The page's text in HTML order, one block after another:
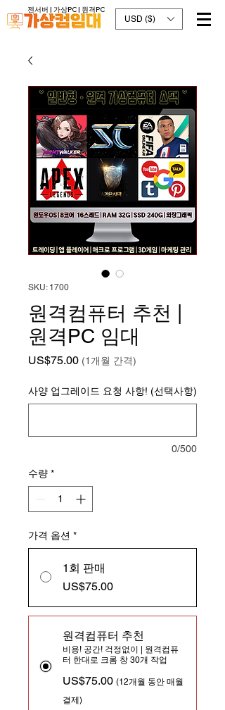
젠서버 | 가상PC| 원격PC
USD ($)
SKU: 1700
원격컴퓨터 추천 |
원격PC 임대
US$75.00가격
(1개월 간격)
사양 업그레이드 요청 사항! (선택사항)
0/500
수량 *
가격 옵션 *
1회 판매
US$75.00
원격컴퓨터 추천
비용! 공간! 걱정없이 | 원격컴퓨
터 한대로 크롬 창 30개 작업
US$75.00 (12개월 동안 매월
결제)